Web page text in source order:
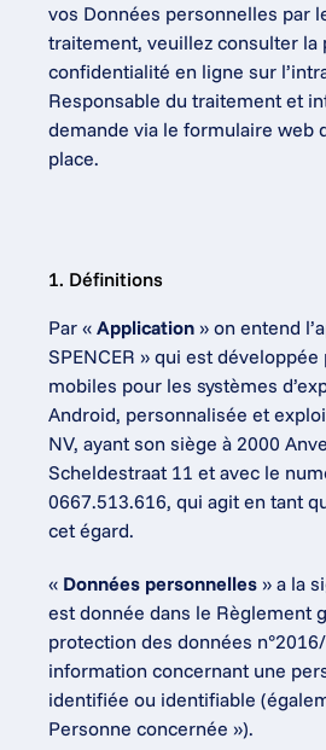
vos Données personnelles par
traitement, veuillez consulter la
confidentialité en ligne sur
Responsable du traitement et
demande via le formulaire web
place.
1. Définitions
Par « Application » on entend
SPENCER » qui est
mobiles pour les systèmes
Android, personnalisée et
NV, ayant son siège à 2000
Scheldestraat 11 et avec le
0667.513.616, qui agit en tant
cet égard.
« Données personnelles » a la
est donnée dans le Règlement
protection des données
information concernant une
identifiée ou identifiable
Personne concernée »).